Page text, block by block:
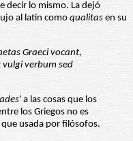
decir lo mismo. La dejó
al latín como qualitas en su
Graeci vocant,
vulgi verbum sed
' a las cosas que los
los Griegos no es
usada por filósofos.